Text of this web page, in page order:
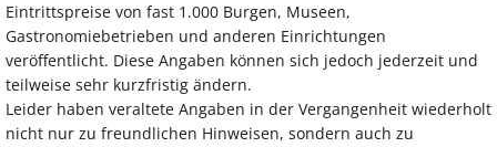
Eintrittspreise von fast 1.000 Burgen, Museen,
Gastronomiebetrieben und anderen Einrichtungen
veröffentlicht. Diese Angaben können sich jedoch jederzeit und
teilweise sehr kurzfristig ändern.
Leider haben veraltete Angaben in der Vergangenheit wiederholt
nicht nur zu freundlichen Hinweisen, sondern auch zu